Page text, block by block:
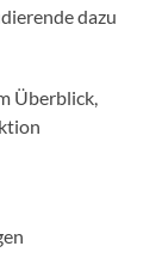
dazu
Überblick,